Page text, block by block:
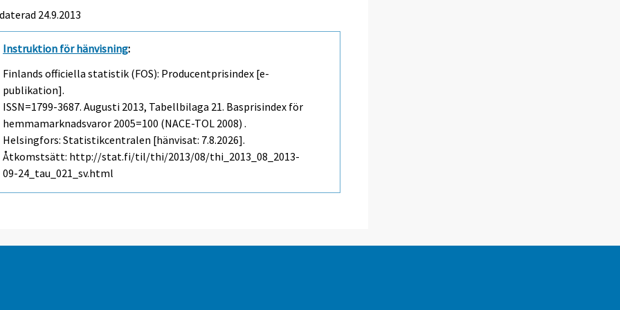
24.9.2013
Instruktion för hänvisning:
Finlands officiella statistik (FOS): Producentprisindex [e-
publikation].
ISSN=1799-3687.Augusti 2013, Tabellbilaga 21. Basprisindex för
hemmamarknadsvaror 2005=100 (NACE-TOL 2008) .
Helsingfors: Statistikcentralen [hänvisat: 7.8.2026].
Åtkomstsätt: http://stat.fi/til/thi/2013/08/thi_2013_08_2013-
09-24_tau_021_sv.html